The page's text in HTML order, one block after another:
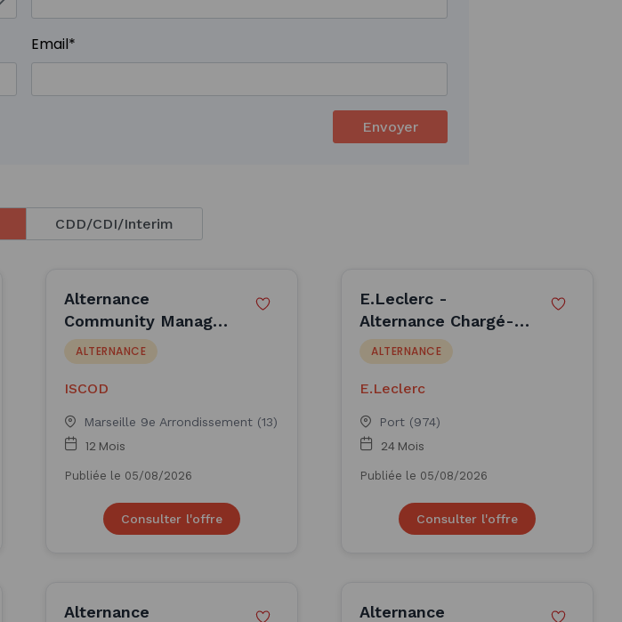
Email*
Envoyer
CDD/CDI/Interim
Alternance
Community Manager
- Marseille (H/F)
ALTERNANCE
ISCOD
Marseille 9e Arrondissement (13)
12 Mois
Publiée le 05/08/2026
Consulter l'offre
E.Leclerc -
Alternance Chargé-e
de la Relation Client
/ Marketing - H/F
ALTERNANCE
E.Leclerc
Port (974)
24 Mois
Publiée le 05/08/2026
Consulter l'offre
Alternance
Alternance